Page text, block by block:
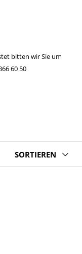
bitten wir Sie um
60 50
SORTIEREN